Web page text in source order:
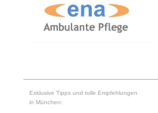
Exklusive Tipps und tolle Empfehlungen
in München: